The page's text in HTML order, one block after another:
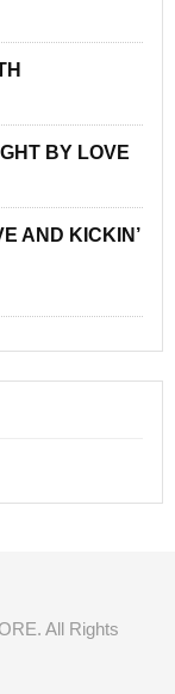
BY LOVE
AND KICKIN’
All Rights